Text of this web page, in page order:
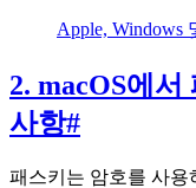
Apple, Windows
2. macOS에
사항#
패스키는 암호를 사용